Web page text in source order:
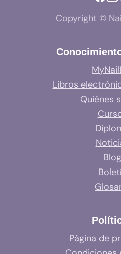
Copyright ©
Libros
Quiénes
Blog
Página de